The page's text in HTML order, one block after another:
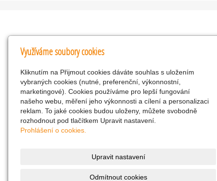
Kontakty
KNK obchodní společnost s r.o.
Komenského 127, Žacléř, 542 01 Číslo účtu:
286293602/0300
25298518
CZ25298518
info@drogerienacestach.cz
Využíváme soubory cookies
Kliknutím na Přijmout cookies dáváte souhlas s uložením
vybraných cookies (nutné, preferenční, výkonnostní,
marketingové). Cookies používáme pro lepší fungování
našeho webu, měření jeho výkonnosti a cílení a personalizaci
reklam. To jaké cookies budou uloženy, můžete svobodně
rozhodnout pod tlačítkem Upravit nastavení.
Prohlášení o cookies.
Upravit nastavení
Odmítnout cookies